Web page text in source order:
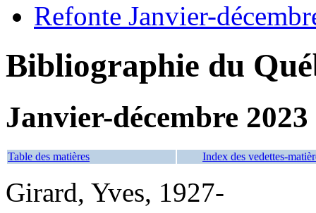
Refonte Janvier-
Bibliographie du
Janvier-décembre 2023
Table des matières Index des vedettes-
Girard, Yves, 1927-